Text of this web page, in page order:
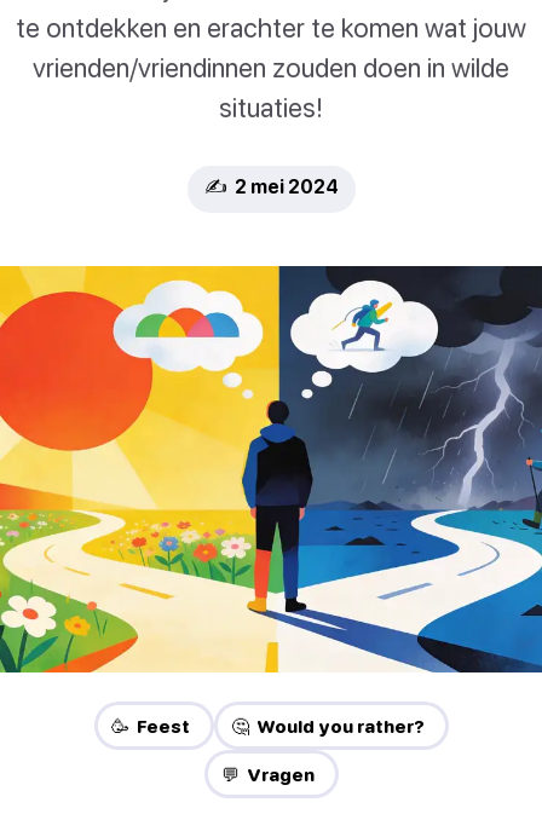
te ontdekken en erachter te komen wat jouw
vrienden/vriendinnen zouden doen in wilde
situaties!
✍️ 2 mei 2024
🥳 Feest 🤔 Would you rather?
💬 Vragen